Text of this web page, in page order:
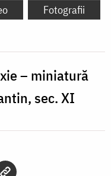
Fotografii
– miniatură
sec. XI